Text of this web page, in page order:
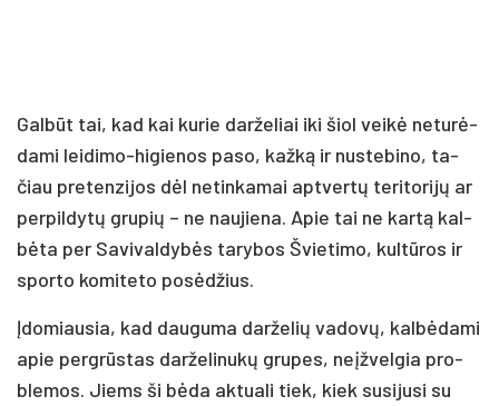
Gal­būt tai, kad kai ku­rie dar­že­liai iki šiol vei­kė ne­tu­rė­
da­mi lei­di­mo-hi­gie­nos pa­so, kaž­ką ir nu­ste­bi­no, ta­
čiau pre­ten­zi­jos dėl ne­tin­ka­mai ap­tver­tų te­ri­to­ri­jų ar
per­pil­dy­tų gru­pių – ne nau­jie­na. Apie tai ne kar­tą kal­
bė­ta per Sa­vi­val­dy­bės ta­ry­bos Švie­ti­mo, kul­tū­ros ir
spor­to ko­mi­te­to po­sė­džius.
Įdo­miau­sia, kad dau­gu­ma dar­že­lių va­do­vų, kal­bė­da­mi
apie per­grūs­tas dar­že­li­nu­kų gru­pes, neįž­vel­gia pro­
ble­mos. Jiems ši bė­da ak­tua­li tiek, kiek su­si­ju­si su